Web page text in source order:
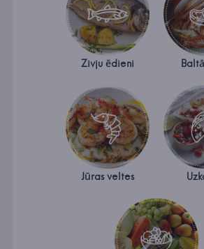
Zivju ēdieni
Jūras veltes